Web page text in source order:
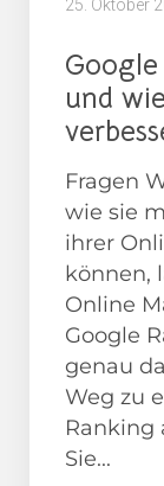
25. Oktober
und
Fragen
wie sie
ihrer
können,
Online
Google
genau
Weg zu
Ranking
Sie...